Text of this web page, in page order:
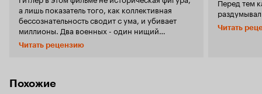
а лишь показатель того, как коллективная
бессознательность сводит с ума, и убивает
миллионы. Два военных - один нищий
ефрейтор, другой состоятельный буржуа. У
одного нет - руки, у другого нет возможности
начинается. Гитлер, мечется от исскуства к
Читать рецензию
самого
в мировой истории. Во
Читать
Похожие